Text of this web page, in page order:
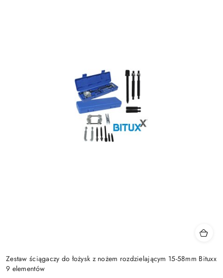
Zestaw ściągaczy do łożysk z nożem rozdzielającym 15-58mm Bituxx
9 elementów